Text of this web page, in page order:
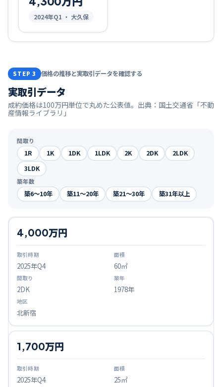
2024年Q1 ・ 大久保
STEP 3 価格の推移と実取引データを確認する
実取引データ
成約価格は100万円単位で丸めた公表値。出典：国土交通省「不動
産情報ライブラリ」
間取り
1R 1K 1DK 1LDK 2K 2DK
2LDK
3LDK
築年数
築6〜10年 築11〜20年 築21〜30年 築31年以上
2025年Q4
4,000万円
60㎡
2DK 1978年
北新宿
2025年Q4
1,700万円
25㎡